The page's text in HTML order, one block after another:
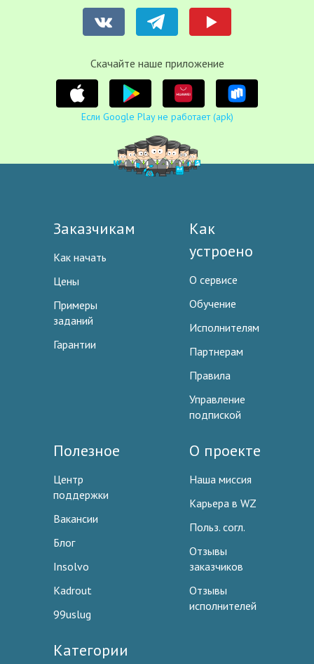
Cкачайте наше приложение
Если Google Play не работает (apk)
Заказчикам
Как начать
Цены
Примеры
заданий
Гарантии
Как
устроено
О сервисе
Обучение
Исполнителям
Партнерам
Правила
Управление
подпиской
Полезное
Центр
поддержки
Вакансии
Блог
Insolvo
Kadrout
99uslug
О проекте
Наша миссия
Карьера в WZ
Польз. согл.
Отзывы
заказчиков
Отзывы
исполнителей
Категории